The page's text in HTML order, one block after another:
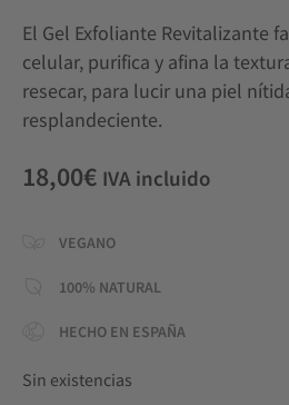
El Gel Exfoliante Revitalizante
celular, purifica y afina la
resecar, para lucir una piel
resplandeciente.
18,00€ IVA incluido
VEGANO
100% NATURAL
HECHO EN ESPAÑA
Sin existencias